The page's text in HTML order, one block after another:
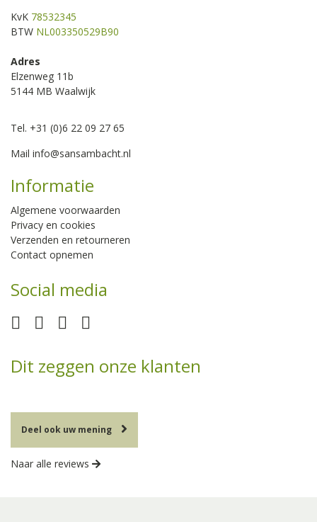
KvK 78532345
BTW NL003350529B90
Adres
Elzenweg 11b
5144 MB Waalwijk
Tel. +31 (0)6 22 09 27 65
Mail info@sansambacht.nl
Informatie
Algemene voorwaarden
Privacy en cookies
Verzenden en retourneren
Contact opnemen
Social media
Dit zeggen onze klanten
Deel ook uw mening
Naar alle reviews